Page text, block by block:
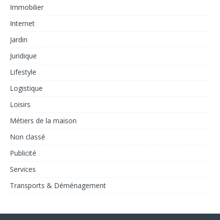
Immobilier
Internet
Jardin
Juridique
Lifestyle
Logistique
Loisirs
Métiers de la maison
Non classé
Publicité
Services
Transports & Déménagement